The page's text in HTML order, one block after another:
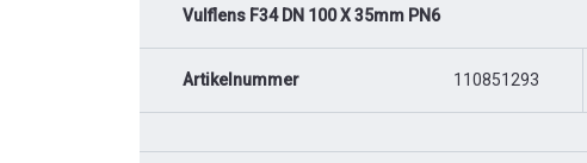
Vulflens F34 DN 100 X 35mm PN6
Artikelnummer 110851293